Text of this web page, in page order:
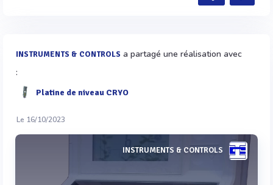
INSTRUMENTS & CONTROLS a partagé une réalisation avec
:
Platine de niveau CRYO
Le 16/10/2023
INSTRUMENTS & CONTROLS